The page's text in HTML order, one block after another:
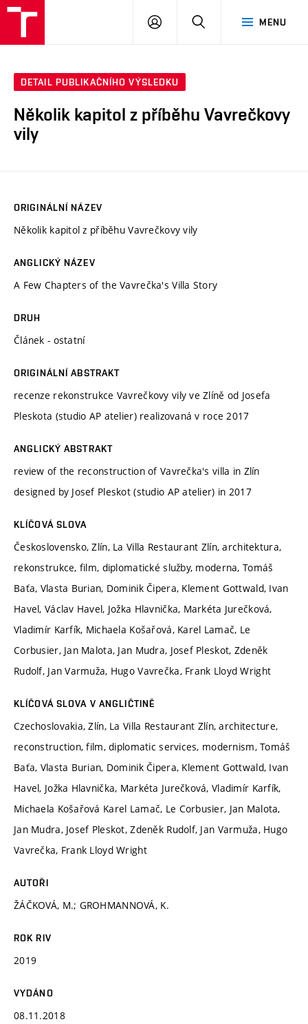
MENU
PŘIHLÁSIT
DETAIL PUBLIKAČNÍHO VÝSLEDKU
Několik kapitol z příběhu Vavrečkovy
vily
ORIGINÁLNÍ NÁZEV
Několik kapitol z příběhu Vavrečkovy vily
ANGLICKÝ NÁZEV
A Few Chapters of the Vavrečka's Villa Story
DRUH
Článek - ostatní
ORIGINÁLNÍ ABSTRAKT
recenze rekonstrukce Vavrečkovy vily ve Zlíně od Josefa
Pleskota (studio AP atelier) realizovaná v roce 2017
ANGLICKÝ ABSTRAKT
review of the reconstruction of Vavrečka's villa in Zlín
designed by Josef Pleskot (studio AP atelier) in 2017
KLÍČOVÁ SLOVA
Československo, Zlín, La Villa Restaurant Zlín, architektura,
rekonstrukce, film, diplomatické služby, moderna, Tomáš
Baťa, Vlasta Burian, Dominik Čipera, Klement Gottwald, Ivan
Havel, Václav Havel, Jožka Hlavnička, Markéta Jurečková,
Vladimír Karfík, Michaela Košařová, Karel Lamač, Le
Corbusier, Jan Malota, Jan Mudra, Josef Pleskot, Zdeněk
Rudolf, Jan Varmuža, Hugo Vavrečka, Frank Lloyd Wright
KLÍČOVÁ SLOVA V ANGLIČTINĚ
Czechoslovakia, Zlín, La Villa Restaurant Zlín, architecture,
reconstruction, film, diplomatic services, modernism, Tomáš
Baťa, Vlasta Burian, Dominik Čipera, Klement Gottwald, Ivan
Havel, Jožka Hlavnička, Markéta Jurečková, Vladimír Karfík,
Michaela Košařová Karel Lamač, Le Corbusier, Jan Malota,
Jan Mudra, Josef Pleskot, Zdeněk Rudolf, Jan Varmuža, Hugo
Vavrečka, Frank Lloyd Wright
AUTOŘI
ŽÁČKOVÁ, M.; GROHMANNOVÁ, K.
ROK RIV
2019
VYDÁNO
08.11.2018